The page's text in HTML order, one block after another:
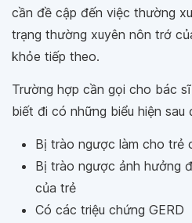
cần đề cập đến việc thường
trạng thường xuyên nôn trớ
khỏe tiếp theo.
Trường hợp cần gọi cho bác
biết đi có những biểu hiện sau
Bị trào ngược làm cho trẻ
Bị trào ngược ảnh hưởng
của trẻ
Có các triệu chứng GERD